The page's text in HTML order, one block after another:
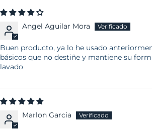
Angel Aguilar Mora
Buen producto, ya lo he usado
básicos que no destiñe y mantiene su
lavado
Marlon Garcia